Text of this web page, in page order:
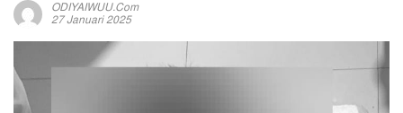
ODIYAIWUU.com
27 Januari 2025